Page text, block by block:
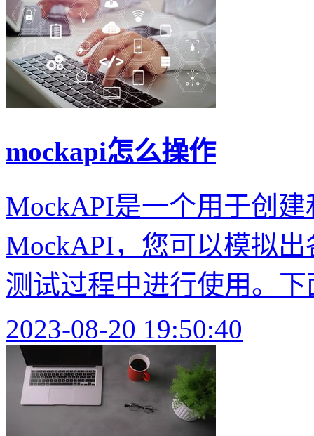
mockapi怎么操作
MockAPI是一个用于创
MockAPI，您可以模拟
测试过程中进行使用。
2023-08-20 19:50:40